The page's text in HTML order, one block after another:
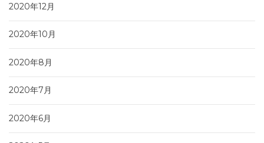
2020年12月
2020年10月
2020年8月
2020年7月
2020年6月